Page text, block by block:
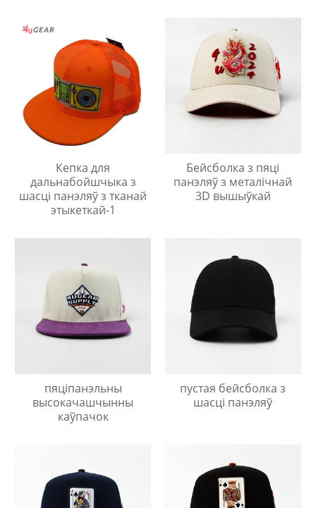
Кепка для
дальнабойшчыка з
шасці панэляў з тканай
этыкеткай-1
Бейсболка з пяці
панэляў з металічнай
3D вышыўкай
пяціпанэльны
высокачашчынны
каўпачок
пустая бейсболка з
шасці панэляў